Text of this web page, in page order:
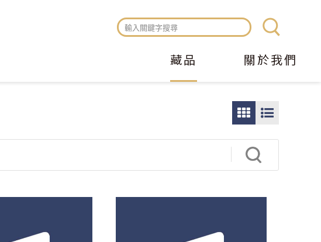
藏品 關於我們
圖
片
圖
文